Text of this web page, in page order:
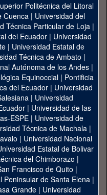
Politécnica del Litoral
Cuenca| Universidad del
Técnica Particular de Loja|
del Ecuador| Universidad
| Universidad Estatal de
Técnica de Ambato |
Autónoma de los Andes|
Equinoccial| Pontificia
del Ecuador | Universidad
| Universidad
| Universidad de las
ESPE | Universidad de
Técnica de Machala|
| Universidad Nacional
Estatal de Bolivar
del Chimborazo |
Francisco de Quito |
Peninsular de Santa Elena|
Grande | Universidad